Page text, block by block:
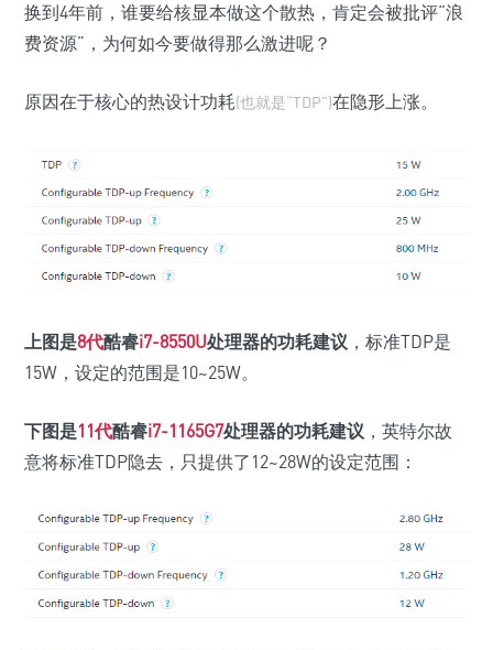
换到4年前，谁要给核显本做这个散热，肯定会被批评“浪
费资源”，为何如今要做得那么激进呢？
原因在于核心的热设计功耗(也就是“TDP”)在隐形上涨。
上图是8代酷睿i7-8550U处理器的功耗建议 ，标准TDP是
15W，设定的范围是10~25W。
下图是11代酷睿i7-1165G7处理器的功耗建议 ，英特尔故
意将标准TDP隐去，只提供了12~28W的设定范围：